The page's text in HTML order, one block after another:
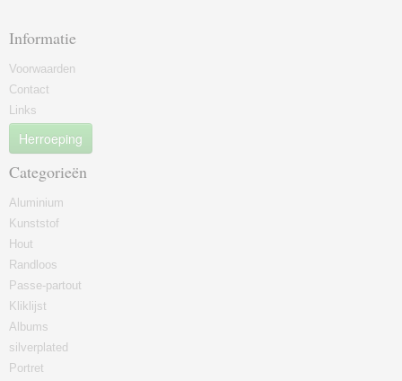
Informatie
Voorwaarden
Contact
Links
Herroeping
Categorieën
Aluminium
Kunststof
Hout
Randloos
Passe-partout
Kliklijst
Albums
silverplated
Portret